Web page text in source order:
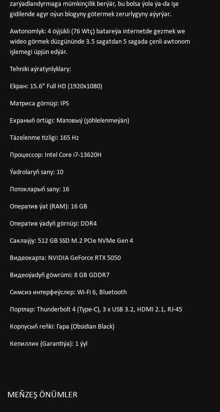
zarýadlandyrmaga mümkinçilik berýär, bu bolsa ýola ýa-da işe
gidilende agyr oýun blogyny götermek zerurlygyny aýyrýar.
Awtonomlyk: 4 öýjükli (76 Wtç) batareýa internetde gezmek we
wideo görmek düzgününde 3.5 sagatdan 5 sagada çenli awtonom
işlemegi üpjün edýär.
Tehniki aýratynlyklary:
Ekран: 15.6" Full HD (1920x1080)
Матриса görnüşi: IPS
Екраныň örtügi: Матовыý (şöhlelenmeýän)
Тäzelenme tizligi: 165 Hz
Процессор: Intel Core i7-13620H
Ýadrolaryň sany: 10
Потокларыň sany: 16
Оператив ýat (RAM): 16 GB
Оператив ýadyň görnüşi: DDR4
Саклаýjy: 512 GB SSD M.2 PCIe NVMe Gen 4
Видеокарта: NVIDIA GeForce RTX 5050
Видеоýadyň göwrümi: 8 GB GDDR7
Симсиз интерфеýслер: Wi-Fi 6, Bluetooth
Портлар: Thunderbolt 4 (Type-C), 3 x USB 3.2, HDMI 2.1, RJ-45
Корпусыň reňki: Гара (Obsidian Black)
Кепиллик (Garantiýa): 1 ýyl
MEŇZEŞ ÖNÜMLER